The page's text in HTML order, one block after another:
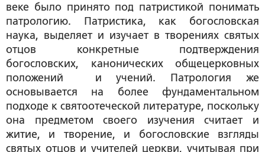
веке было принято под патристикой понимать
патрологию. Патристика, как богословская
наука, выделяет и изучает в творениях святых
отцов конкретные подтверждения
богословских, канонических общецерковных
положений и учений. Патрология же
основывается на более фундаментальном
подходе к святоотеческой литературе, поскольку
она предметом своего изучения считает и
житие, и творение, и богословские взгляды
святых отцов и учителей церкви, учитывая при